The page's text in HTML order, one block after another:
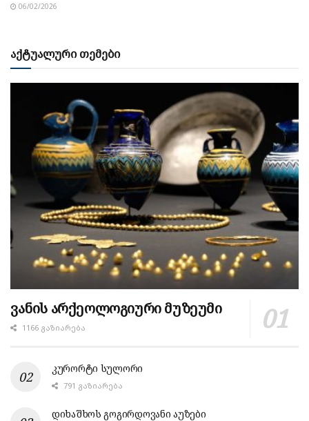
06/02/2026
აქტუალური თემები
ვანის არქეოლოგიური მუზეუმი
1166 ᲒᲐᲖᲘᲐᲠᲔᲑᲐ
კურორტი სულორი
791 ᲒᲐᲖᲘᲐᲠᲔᲑᲐ
დიხაშხოს გოგირდოვანი აუზები